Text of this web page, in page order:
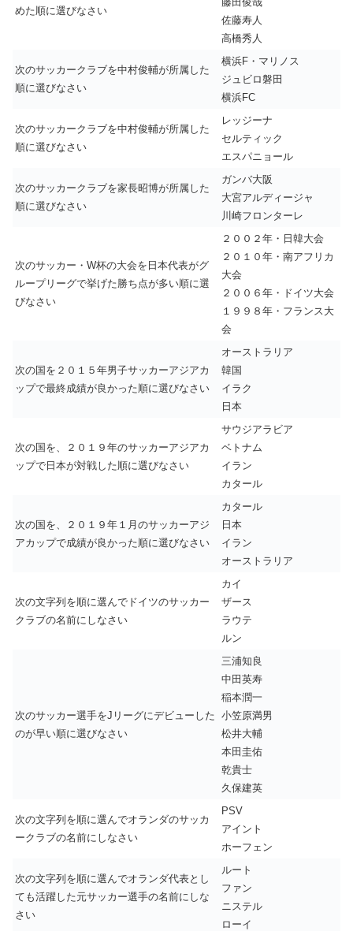
めた順に選びなさい
佐藤寿人
高橋秀人
次のサッカークラブを中村俊輔が所属した
順に選びなさい
横浜F・マリノス
ジュビロ磐田
横浜FC
次のサッカークラブを中村俊輔が所属した
順に選びなさい
レッジーナ
セルティック
エスパニョール
次のサッカークラブを家長昭博が所属した
順に選びなさい
ガンバ大阪
大宮アルディージャ
川崎フロンターレ
次のサッカー・W杯の大会を日本代表がグ
ループリーグで挙げた勝ち点が多い順に選
びなさい
２００２年・日韓大会
２０１０年・南アフリカ
大会
２００６年・ドイツ大会
１９９８年・フランス大
会
次の国を２０１５年男子サッカーアジアカ
ップで最終成績が良かった順に選びなさい
オーストラリア
韓国
イラク
日本
次の国を、２０１９年のサッカーアジアカ
ップで日本が対戦した順に選びなさい
サウジアラビア
ベトナム
イラン
カタール
次の国を、２０１９年１月のサッカーアジ
アカップで成績が良かった順に選びなさい
カタール
日本
イラン
オーストラリア
次の文字列を順に選んでドイツのサッカー
クラブの名前にしなさい
カイ
ザース
ラウテ
ルン
次のサッカー選手をJリーグにデビューした
のが早い順に選びなさい
三浦知良
中田英寿
稲本潤一
小笠原満男
松井大輔
本田圭佑
乾貴士
久保建英
次の文字列を順に選んでオランダのサッカ
ークラブの名前にしなさい
PSV
アイント
ホーフェン
次の文字列を順に選んでオランダ代表とし
ても活躍した元サッカー選手の名前にしな
さい
ルート
ファン
ニステル
ローイ